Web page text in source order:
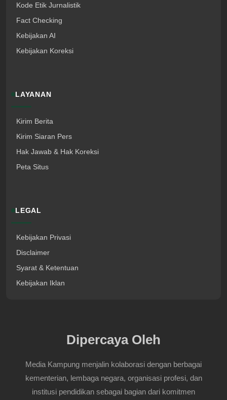
Kode Etik Jurnalistik
Fact Checking
Kebijakan AI
Kebijakan Koreksi
LAYANAN
Kirim Berita
Kirim Siaran Pers
Hak Jawab & Hak Koreksi
Peta Situs
LEGAL
Kebijakan Privasi
Disclaimer
Syarat & Ketentuan
Kebijakan Iklan
Dipercaya Oleh
Media Kampung menjalin kolaborasi dengan berbagai
kementerian, lembaga negara, organisasi profesi, dan
institusi pendidikan sebagai bagian dari komitmen